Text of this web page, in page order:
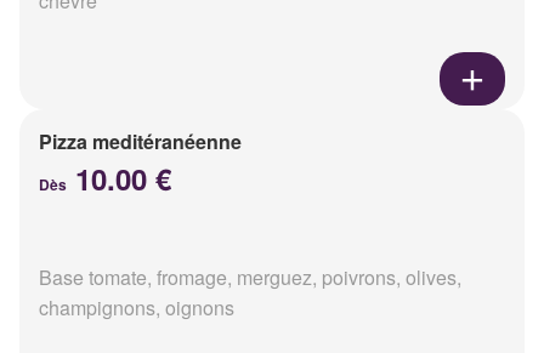
Pizza meditéranéenne
Dès 10.00 €
Base tomate, fromage, merguez, poivrons, olives,
champignons, oignons